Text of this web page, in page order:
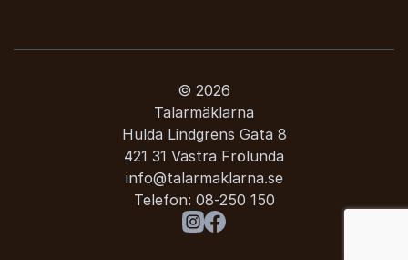
© 2026
Talarmäklarna
Hulda Lindgrens Gata 8
421 31 Västra Frölunda
info@talarmaklarna.se
Telefon: 08-250 150